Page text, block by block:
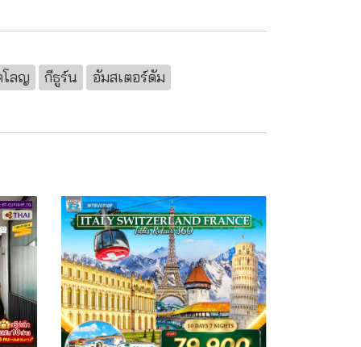
โลญ กีธูร์น อัมสเตอร์ดัม